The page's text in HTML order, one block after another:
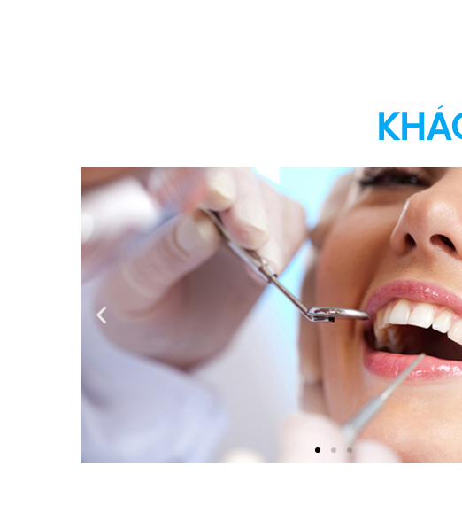
Nha khoa Thế Hệ Mới có một đội ngũ nhân
vụ tận tình chu đáo, thiết bị máy móc điều trị
đại, giá cả điều trị về răng hợp lý.
TRẦN VĂN THÁI
Mannager
★ ★★